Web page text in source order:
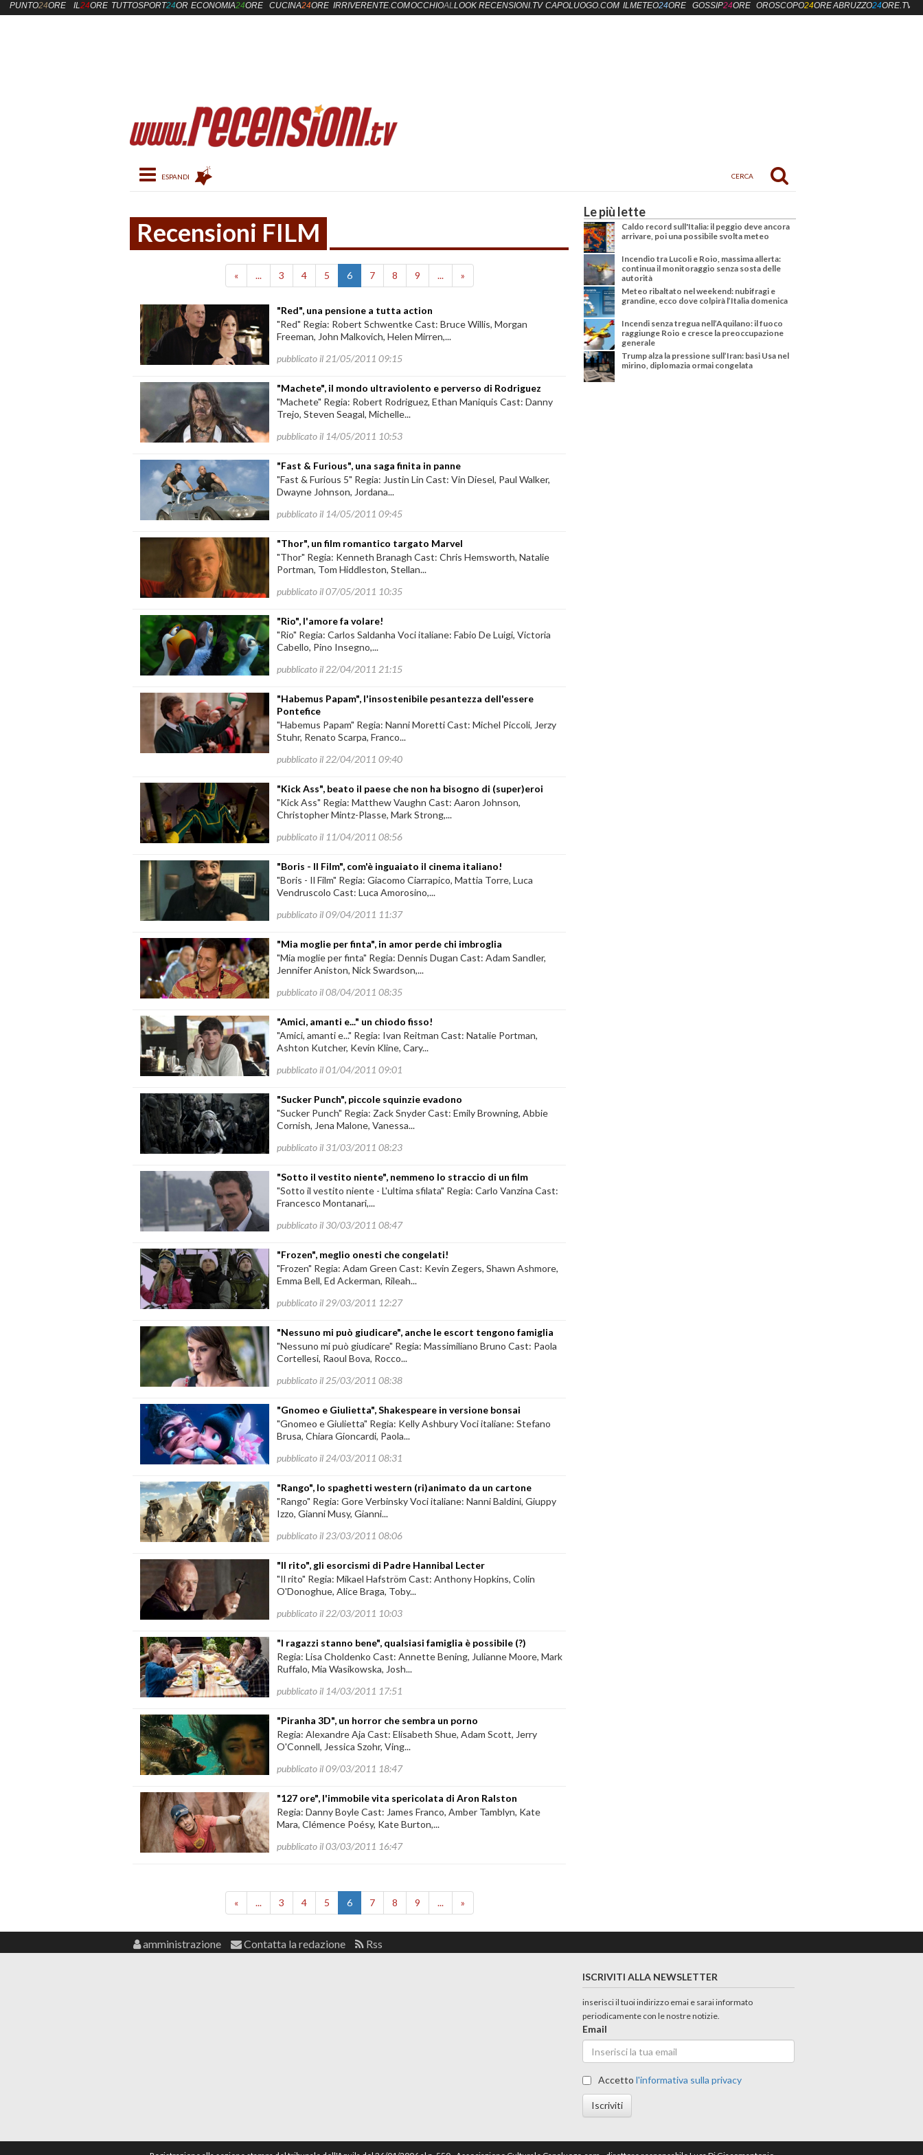
Toggle navigation
Recensioni FILM
« ... 3 4 5 6 7 8 9 ... »
"Red", una pensione a tutta action
"Red" Regia: Robert Schwentke Cast: Bruce Willis, Morgan
Freeman, John Malkovich, Helen Mirren,...
pubblicato il 21/05/2011 09:15
"Machete", il mondo ultraviolento e perverso di Rodriguez
"Machete" Regia: Robert Rodriguez, Ethan Maniquis Cast: Danny
Trejo, Steven Seagal, Michelle...
pubblicato il 14/05/2011 10:53
"Fast & Furious", una saga finita in panne
"Fast & Furious 5" Regia: Justin Lin Cast: Vin Diesel, Paul Walker,
Dwayne Johnson, Jordana...
pubblicato il 14/05/2011 09:45
"Thor", un film romantico targato Marvel
"Thor" Regia: Kenneth Branagh Cast: Chris Hemsworth, Natalie
Portman, Tom Hiddleston, Stellan...
pubblicato il 07/05/2011 10:35
"Rio", l'amore fa volare!
"Rio" Regia: Carlos Saldanha Voci italiane: Fabio De Luigi, Victoria
Cabello, Pino Insegno,...
pubblicato il 22/04/2011 21:15
"Habemus Papam", l'insostenibile pesantezza dell'essere
Pontefice
"Habemus Papam" Regia: Nanni Moretti Cast: Michel Piccoli, Jerzy
Stuhr, Renato Scarpa, Franco...
pubblicato il 22/04/2011 09:40
"Kick Ass", beato il paese che non ha bisogno di (super)eroi
"Kick Ass" Regia: Matthew Vaughn Cast: Aaron Johnson,
Christopher Mintz-Plasse, Mark Strong,...
pubblicato il 11/04/2011 08:56
"Boris - Il Film", com'è inguaiato il cinema italiano!
"Boris - Il Film" Regia: Giacomo Ciarrapico, Mattia Torre, Luca
Vendruscolo Cast: Luca Amorosino,...
pubblicato il 09/04/2011 11:37
"Mia moglie per finta", in amor perde chi imbroglia
"Mia moglie per finta" Regia: Dennis Dugan Cast: Adam Sandler,
Jennifer Aniston, Nick Swardson,...
pubblicato il 08/04/2011 08:35
"Amici, amanti e..." un chiodo fisso!
"Amici, amanti e..." Regia: Ivan Reitman Cast: Natalie Portman,
Ashton Kutcher, Kevin Kline, Cary...
pubblicato il 01/04/2011 09:01
"Sucker Punch", piccole squinzie evadono
"Sucker Punch" Regia: Zack Snyder Cast: Emily Browning, Abbie
Cornish, Jena Malone, Vanessa...
pubblicato il 31/03/2011 08:23
"Sotto il vestito niente", nemmeno lo straccio di un film
"Sotto il vestito niente - L'ultima sfilata" Regia: Carlo Vanzina Cast:
Francesco Montanari,...
pubblicato il 30/03/2011 08:47
"Frozen", meglio onesti che congelati!
"Frozen" Regia: Adam Green Cast: Kevin Zegers, Shawn Ashmore,
Emma Bell, Ed Ackerman, Rileah...
pubblicato il 29/03/2011 12:27
"Nessuno mi può giudicare", anche le escort tengono famiglia
"Nessuno mi può giudicare" Regia: Massimiliano Bruno Cast: Paola
Cortellesi, Raoul Bova, Rocco...
pubblicato il 25/03/2011 08:38
"Gnomeo e Giulietta", Shakespeare in versione bonsai
"Gnomeo e Giulietta" Regia: Kelly Ashbury Voci italiane: Stefano
Brusa, Chiara Gioncardi, Paola...
pubblicato il 24/03/2011 08:31
"Rango", lo spaghetti western (ri)animato da un cartone
"Rango" Regia: Gore Verbinsky Voci italiane: Nanni Baldini, Giuppy
Izzo, Gianni Musy, Gianni...
pubblicato il 23/03/2011 08:06
"Il rito", gli esorcismi di Padre Hannibal Lecter
"Il rito" Regia: Mikael Hafström Cast: Anthony Hopkins, Colin
O'Donoghue, Alice Braga, Toby...
pubblicato il 22/03/2011 10:03
"I ragazzi stanno bene", qualsiasi famiglia è possibile (?)
Regia: Lisa Choldenko Cast: Annette Bening, Julianne Moore, Mark
Ruffalo, Mia Wasikowska, Josh...
pubblicato il 14/03/2011 17:51
"Piranha 3D", un horror che sembra un porno
Regia: Alexandre Aja Cast: Elisabeth Shue, Adam Scott, Jerry
O'Connell, Jessica Szohr, Ving...
pubblicato il 09/03/2011 18:47
"127 ore", l'immobile vita spericolata di Aron Ralston
Regia: Danny Boyle Cast: James Franco, Amber Tamblyn, Kate
Mara, Clémence Poésy, Kate Burton,...
pubblicato il 03/03/2011 16:47
« ... 3 4 5 6 7 8 9 ... »
Le più lette
Caldo record sull'Italia: il peggio deve ancora
arrivare, poi una possibile svolta meteo
Incendio tra Lucoli e Roio, massima allerta:
continua il monitoraggio senza sosta delle
autorità
Meteo ribaltato nel weekend: nubifragi e
grandine, ecco dove colpirà l’Italia domenica
Incendi senza tregua nell’Aquilano: il fuoco
raggiunge Roio e cresce la preoccupazione
generale
Trump alza la pressione sull’Iran: basi Usa nel
mirino, diplomazia ormai congelata
PUNTO24ORE IL24ORE TUTTOSPORT24OREECONOMIA24ORE CUCINA24ORE IRRIVERENTE.COMOCCHIOALLOOK RECENSIONI.TV CAPOLUOGO.COM ILMETEO24ORE GOSSIP24ORE OROSCOPO24OREABRUZZO24ORE.TV
amministrazione Contatta la redazione Rss
ISCRIVITI ALLA NEWSLETTER
inserisci il tuoi indirizzo emai e sarai informato
periodicamente con le nostre notizie.
Email
Accettol'informativa sulla privacy
Iscriviti